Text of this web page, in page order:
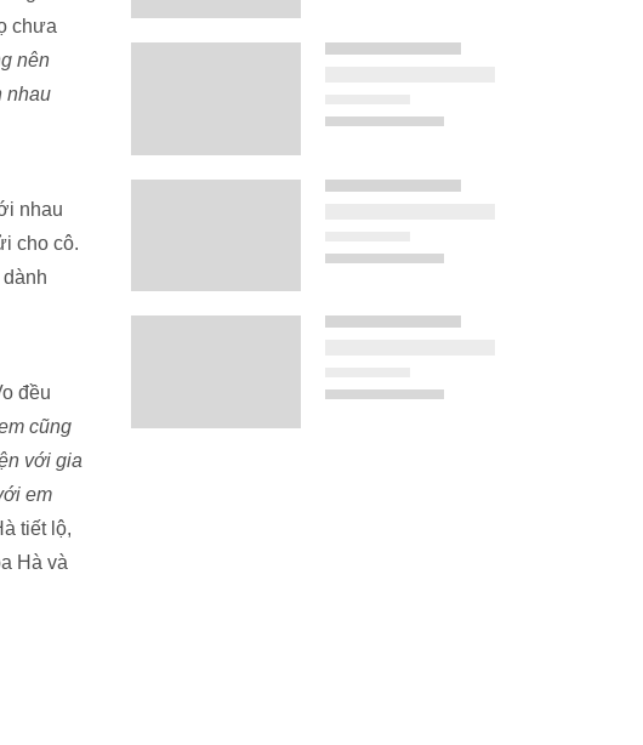
chưa
nên
nhau
nhau
cho cô.
đều
cũng
với gia
em
tiết lộ,
Hà và